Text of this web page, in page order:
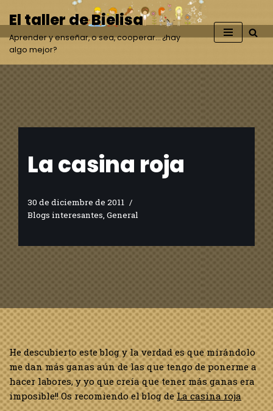
Saltar
al
contenido
El taller de Bielisa
Aprender y enseñar, o sea, cooperar… ¿hay
algo mejor?
La casina roja
30 de diciembre de 2011
Blogs interesantes General
He descubierto este blog y la verdad es que mirándolo
me dan más ganas aún de las que tengo de ponerme a
hacer labores, y yo que creía que tener más ganas era
imposible!! Os recomiendo el blog deLa casina roja